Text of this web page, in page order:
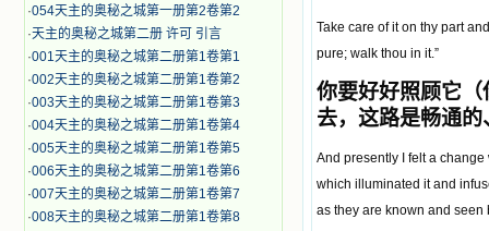
·054天主的奥秘之城第一册第2卷第2
·天主的奥秘之城第二册 许可 引言
·001天主的奥秘之城第二册第1卷第1
·002天主的奥秘之城第二册第1卷第2
·003天主的奥秘之城第二册第1卷第3
·004天主的奥秘之城第二册第1卷第4
·005天主的奥秘之城第二册第1卷第5
·006天主的奥秘之城第二册第1卷第6
·007天主的奥秘之城第二册第1卷第7
·008天主的奥秘之城第二册第1卷第8
Take care of it on thy part
pure; walk thou in it.”
你要好好照顾它
去，这路是畅通
And presently I felt a
which illuminated it and
as they are known and seen